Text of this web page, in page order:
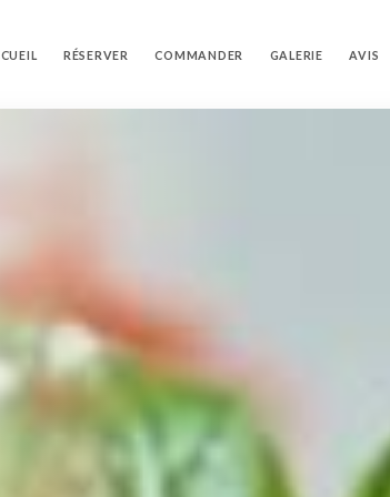
RÉSERVER COMMANDER GALERIE AVIS